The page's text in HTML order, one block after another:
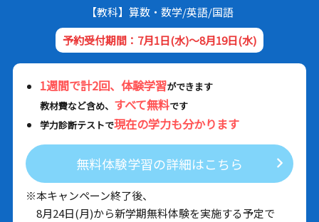
【教科】算数・数学/英語/国語
予約受付期間：7月1日(水)～8月19日(水)
1週間で計2回、体験学習ができます
教材費など含め、 すべて無料です
学力診断テストで現在の学力も分かります
無料体験学習の詳細はこちら
※本キャンペーン終了後、
8月24日(月)から新学期無料体験を実施する予定で